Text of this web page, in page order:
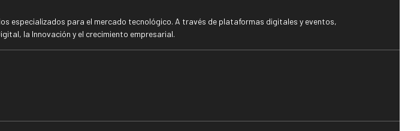
especializados para el mercado tecnológico. A través de plataformas digitales y eventos,
la Innovación y el crecimiento empresarial.